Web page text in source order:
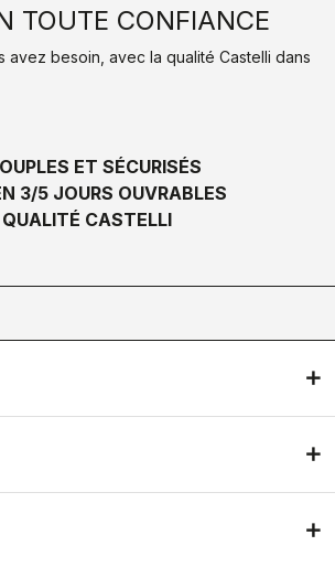
TOUTE CONFIANCE
avez besoin, avec la qualité Castelli dans
ET SÉCURISÉS
3/5 JOURS OUVRABLES
CASTELLI